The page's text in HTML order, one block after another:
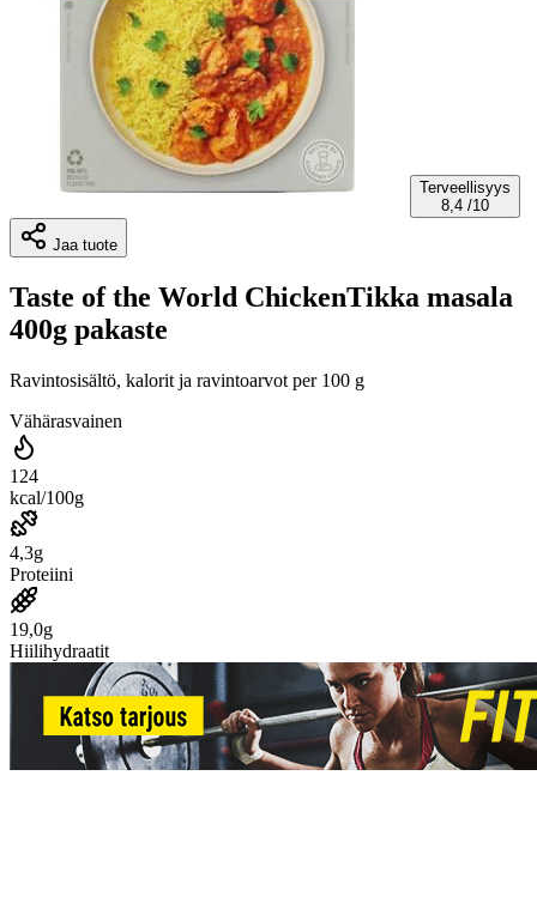
Terveellisyys
8,4 /10
Jaa tuote
Taste of the World ChickenTikka masala
400g pakaste
Ravintosisältö, kalorit ja ravintoarvot per 100 g
Vähärasvainen
124
kcal/100g
4,3g
Proteiini
19,0g
Hiilihydraatit